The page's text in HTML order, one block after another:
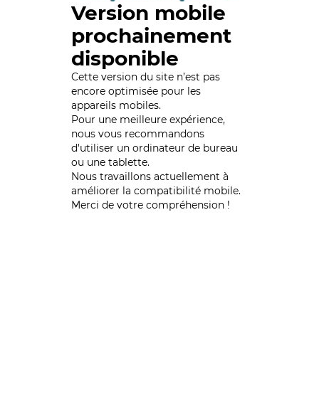
Version mobile
prochainement
disponible
Cette version du site n’est pas
encore optimisée pour les
appareils mobiles.
Pour une meilleure expérience,
nous vous recommandons
d'utiliser un ordinateur de bureau
ou une tablette.
Nous travaillons actuellement à
améliorer la compatibilité mobile.
Merci de votre compréhension !